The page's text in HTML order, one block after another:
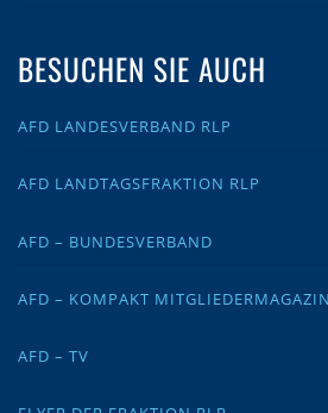
BESUCHEN SIE AUCH
AFD LANDESVERBAND RLP
AFD LANDTAGSFRAKTION RLP
AFD – BUNDESVERBAND
AFD – KOMPAKT MITGLIEDERMAGAZIN
AFD – TV